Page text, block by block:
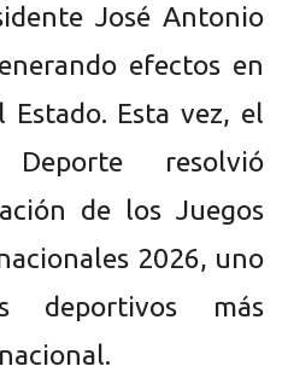
José Antonio
efectos en
Estado. Esta vez, el
resolvió
de los Juegos
2026, uno
deportivos más